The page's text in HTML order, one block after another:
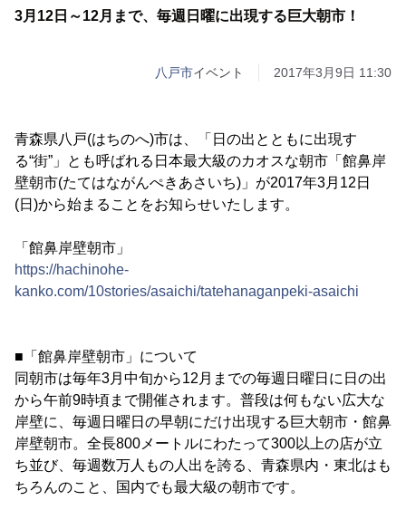
3月12日～12月まで、毎週日曜に出現する巨大朝市！
八戸市イベント 2017年3月9日 11:30
青森県八戸(はちのへ)市は、「日の出とともに出現す
る“街”」とも呼ばれる日本最大級のカオスな朝市「館鼻岸
壁朝市(たてはながんぺきあさいち)」が2017年3月12日
(日)から始まることをお知らせいたします。
「館鼻岸壁朝市」
https://hachinohe-
kanko.com/10stories/asaichi/tatehanaganpeki-asaichi
■「館鼻岸壁朝市」について
同朝市は毎年3月中旬から12月までの毎週日曜日に日の出
から午前9時頃まで開催されます。普段は何もない広大な
岸壁に、毎週日曜日の早朝にだけ出現する巨大朝市・館鼻
岸壁朝市。全長800メートルにわたって300以上の店が立
ち並び、毎週数万人もの人出を誇る、青森県内・東北はも
ちろんのこと、国内でも最大級の朝市です。